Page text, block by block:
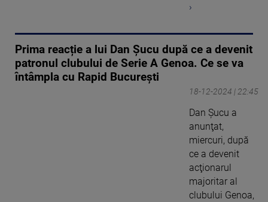
›
Prima reacție a lui Dan Șucu după ce a devenit
patronul clubului de Serie A Genoa. Ce se va
întâmpla cu Rapid București
18-12-2024 | 22:45
Dan Şucu a
anunţat,
miercuri, după
ce a devenit
acţionarul
majoritar al
clubului Genoa,